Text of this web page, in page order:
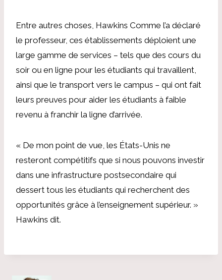
Entre autres choses, Hawkins Comme l’a déclaré
le professeur, ces établissements déploient une
large gamme de services – tels que des cours du
soir ou en ligne pour les étudiants qui travaillent,
ainsi que le transport vers le campus – qui ont fait
leurs preuves pour aider les étudiants à faible
revenu à franchir la ligne d’arrivée.
« De mon point de vue, les États-Unis ne
resteront compétitifs que si nous pouvons investir
dans une infrastructure postsecondaire qui
dessert tous les étudiants qui recherchent des
opportunités grâce à l’enseignement supérieur. »
Hawkins dit.